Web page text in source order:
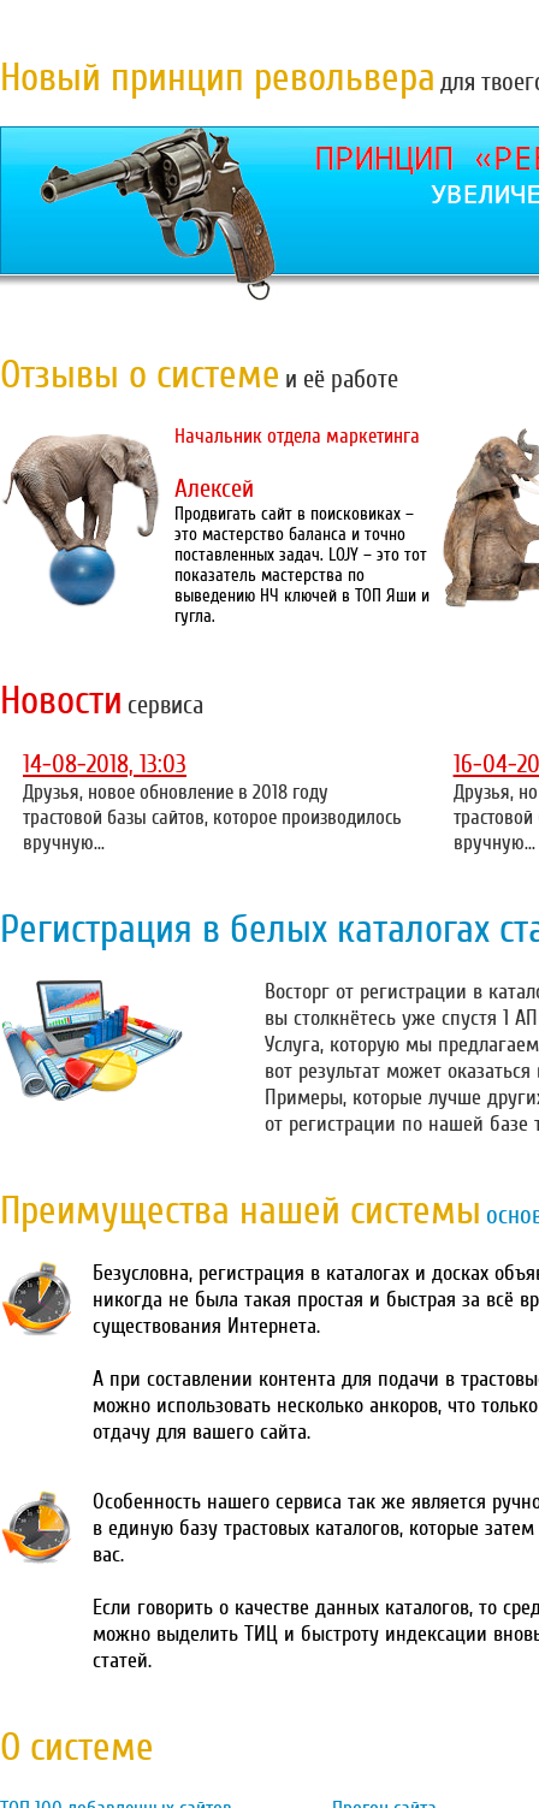
Новый принцип револьвера для
Отзывы о системе и её работе
Начальник отдела маркетинга
Алексей
Продвигать сайт в поисковиках –
это мастерство баланса и точно
поставленных задач. LOJY – это тот
показатель мастерства по
выведению НЧ ключей в ТОП Яши и
гугла.
Новости сервиса
14-08-2018, 13:03
Друзья, новое обновление в 2018 году
трастовой базы сайтов, которое производилось
вручную...
16-04-
Друзья,
вручную...
Регистрация в белых каталогах
Восторг от регистрации в
вы столкнётесь уже спустя 1
Услуга, которую мы
вот результат может
Примеры, которые лучше
от регистрации по нашей базе
Преимущества нашей системы
Безусловна, регистрация в каталогах и досках
никогда не была такая простая и быстрая за всё
существования Интернета.
А при составлении контента для подачи в
можно использовать несколько анкоров, что
отдачу для вашего сайта.
Особенность нашего сервиса так же является
в единую базу трастовых каталогов, которые
вас.
Если говорить о качестве данных каталогов, то
можно выделить ТИЦ и быстроту индексации
статей.
О системе